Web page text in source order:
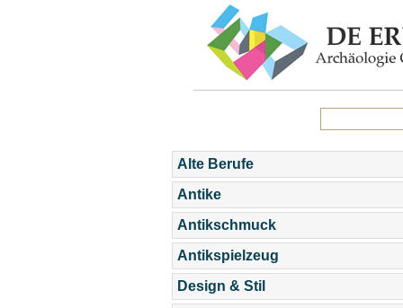
Alte Berufe
Antike
Antikschmuck
Antikspielzeug
Design & Stil